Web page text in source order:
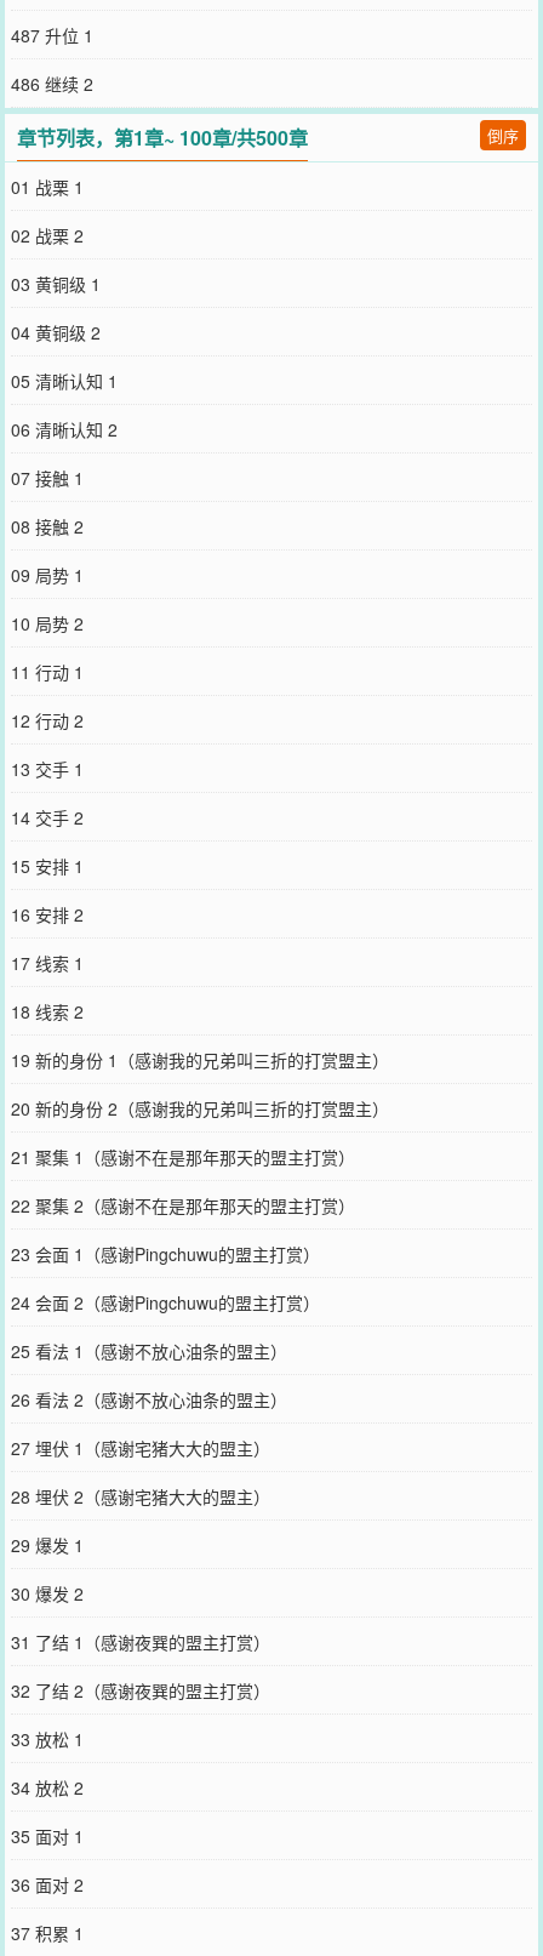
487 升位 1
486 继续 2
章节列表，第1章~ 100章/共500章 倒序
01 战栗 1
02 战栗 2
03 黄铜级 1
04 黄铜级 2
05 清晰认知 1
06 清晰认知 2
07 接触 1
08 接触 2
09 局势 1
10 局势 2
11 行动 1
12 行动 2
13 交手 1
14 交手 2
15 安排 1
16 安排 2
17 线索 1
18 线索 2
19 新的身份 1（感谢我的兄弟叫三折的打赏盟主）
20 新的身份 2（感谢我的兄弟叫三折的打赏盟主）
21 聚集 1（感谢不在是那年那天的盟主打赏）
22 聚集 2（感谢不在是那年那天的盟主打赏）
23 会面 1（感谢Pingchuwu的盟主打赏）
24 会面 2（感谢Pingchuwu的盟主打赏）
25 看法 1（感谢不放心油条的盟主）
26 看法 2（感谢不放心油条的盟主）
27 埋伏 1（感谢宅猪大大的盟主）
28 埋伏 2（感谢宅猪大大的盟主）
29 爆发 1
30 爆发 2
31 了结 1（感谢夜巽的盟主打赏）
32 了结 2（感谢夜巽的盟主打赏）
33 放松 1
34 放松 2
35 面对 1
36 面对 2
37 积累 1